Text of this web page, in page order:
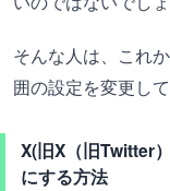
そんな人は、これ
囲の設定を変更して
X(旧X（旧Twitter
にする方法